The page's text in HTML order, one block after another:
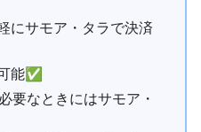
にサモア・タラで決済
能✅
要なときにはサモア・